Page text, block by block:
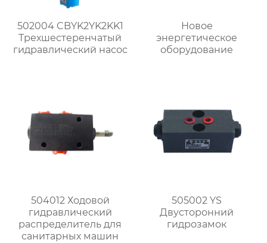
502004 CBYK2YK2KK1
Трехшестеренчатый
гидравлический насос
Новое
энергетическое
оборудование
504012 Ходовой
гидравлический
распределитель для
санитарных машин
505002 YS
Двусторонний
гидрозамок